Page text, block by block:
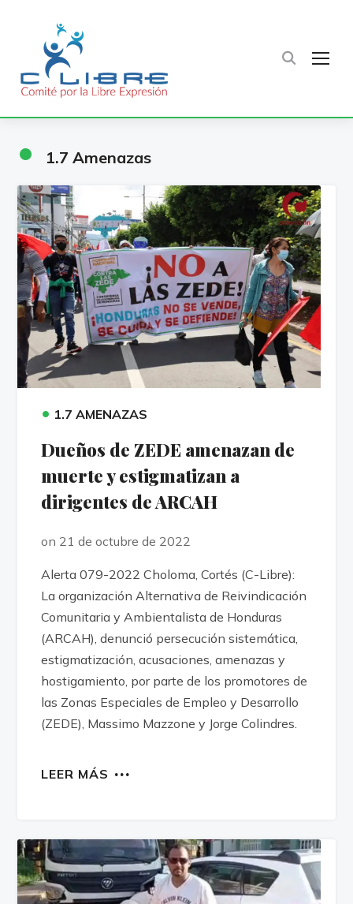
• 1.7 Amenazas
• 1.7 AMENAZAS
Dueños de ZEDE amenazan de
muerte y estigmatizan a
dirigentes de ARCAH
on 21 de octubre de 2022
Alerta 079-2022 Choloma, Cortés (C-Libre):
La organización Alternativa de Reivindicación
Comunitaria y Ambientalista de Honduras
(ARCAH), denunció persecución sistemática,
estigmatización, acusaciones, amenazas y
hostigamiento, por parte de los promotores de
las Zonas Especiales de Empleo y Desarrollo
(ZEDE), Massimo Mazzone y Jorge Colindres.
LEER MÁS